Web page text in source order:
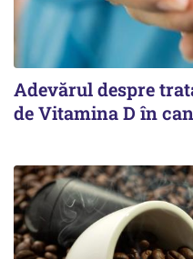
Adevărul despre
de Vitamina D în